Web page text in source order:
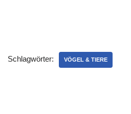
Schlagwörter: VÖGEL & TIERE